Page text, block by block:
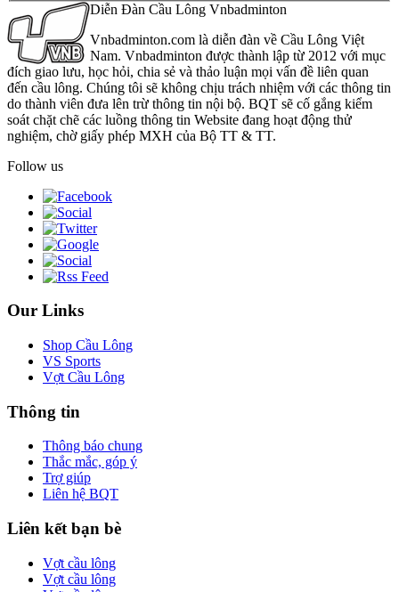
Diễn Đàn Cầu Lông Vnbadminton
Vnbadminton.com là diễn đàn về Cầu Lông Việt
Nam. Vnbadminton được thành lập từ 2012 với mục
đích giao lưu, học hỏi, chia sẻ và thảo luận mọi vấn đề liên quan
đến cầu lông. Chúng tôi sẽ không chịu trách nhiệm với các thông tin
do thành viên đưa lên trừ thông tin nội bộ. BQT sẽ cố gắng kiểm
soát chặt chẽ các luồng thông tin Website đang hoạt động thử
nghiệm, chờ giấy phép MXH của Bộ TT & TT.
Follow us
Our Links
Shop Cầu Lông
VS Sports
Vợt Cầu Lông
Thông tin
Thông báo chung
Thắc mắc, góp ý
Trợ giúp
Liên hệ BQT
Liên kết bạn bè
Vợt cầu lông
Vợt cầu lông